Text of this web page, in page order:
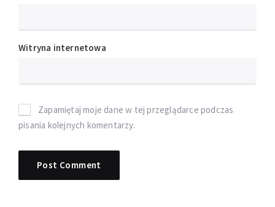
Witryna internetowa
Zapamiętaj moje dane w tej przeglądarce podczas
pisania kolejnych komentarzy.